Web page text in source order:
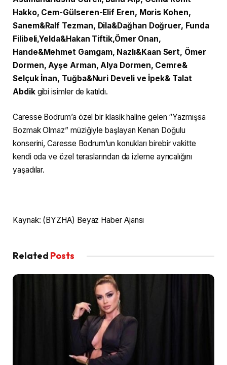
Hakko, Cem-Gülseren-Elif Eren, Moris Kohen,
Sanem&Ralf Tezman, Dila&Dağhan Doğruer, Funda
Filibeli,Yelda&Hakan Tiftik,Ömer Onan,
Hande&Mehmet Gamgam, Nazlı&Kaan Sert, Ömer
Dormen, Ayşe Arman, Alya Dormen, Cemre&
Selçuk İnan, Tuğba&Nuri Develi ve İpek& Talat
Abdikgibi isimler de katıldı.
Caresse Bodrum’a özel bir klasik haline gelen “Yazmışsa
Bozmak Olmaz” müziğiyle başlayan Kenan Doğulu
konserini, Caresse Bodrum’un konukları birebir vakitte
kendi oda ve özel teraslarından da izleme ayrıcalığını
yaşadılar.
Kaynak: (BYZHA) Beyaz Haber Ajansı
Related Posts